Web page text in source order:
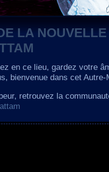
LA
en ce lieu, gardez votre
bienvenue dans cet Autre-
retrouvez la